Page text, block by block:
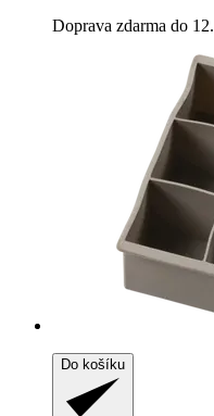
Doprava zdarma do
Do košíku